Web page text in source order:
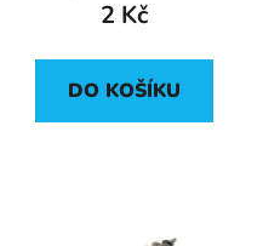
2 Kč
DO KOŠÍKU